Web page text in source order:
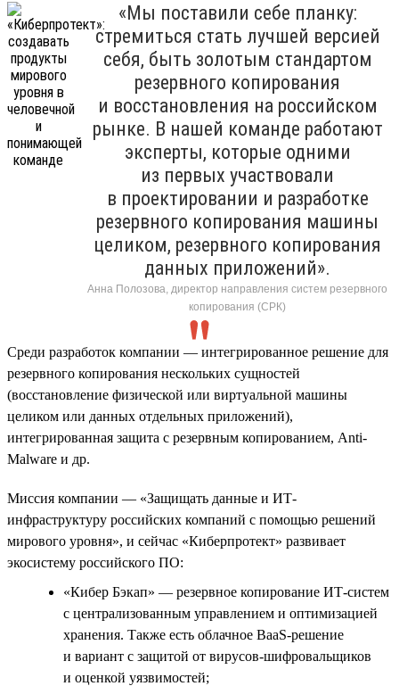
«Мы поставили себе планку:
стремиться стать лучшей версией
себя, быть золотым стандартом
резервного копирования
и восстановления на российском
рынке. В нашей команде работают
эксперты, которые одними
из первых участвовали
в проектировании и разработке
резервного копирования машины
целиком, резервного копирования
данных приложений».
Анна Полозова, директор направления систем резервного
копирования (СРК)
Среди разработок компании — интегрированное решение для
резервного копирования нескольких сущностей
(восстановление физической или виртуальной машины
целиком или данных отдельных приложений),
интегрированная защита с резервным копированием, Anti-
Malware и др.
Миссия компании — «Защищать данные и ИТ-
инфраструктуру российских компаний с помощью решений
мирового уровня», и сейчас «Киберпротект» развивает
экосистему российского ПО:
«Кибер Бэкап» — резервное копирование ИТ-систем
с централизованным управлением и оптимизацией
хранения. Также есть облачное BaaS-решение
и вариант с защитой от вирусов-шифровальщиков
и оценкой уязвимостей;